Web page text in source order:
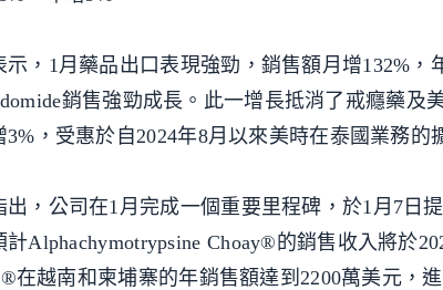
示，1月藥品出口表現強勁，銷售額月增132%
銷售強勁成長。此一增長抵消了戒癮藥
3%，受惠於自2024年8月以來美時在泰國業務的
出，公司在1月完成一個重要里程碑，於1月7日
計Alphachymotrypsine Choay®的銷售收入將於
在越南和柬埔寨的年銷售額達到2200萬美元，